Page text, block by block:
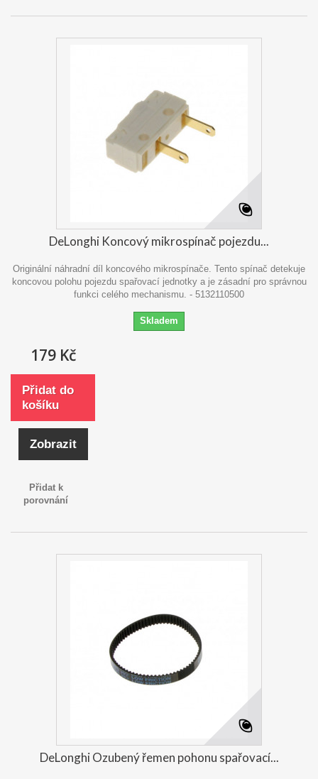
DeLonghi Koncový mikrospínač pojezdu...
Originální náhradní díl koncového mikrospínače. Tento spínač detekuje
koncovou polohu pojezdu spařovací jednotky a je zásadní pro správnou
funkci celého mechanismu. - 5132110500
Skladem
179 Kč
Přidat do
košíku
Zobrazit
Přidat k
porovnání
DeLonghi Ozubený řemen pohonu spařovací...